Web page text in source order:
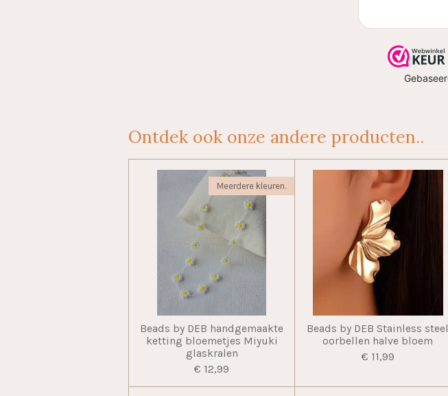
Ontdek ook onze andere producten..
Meerdere kleuren.
Beads by DEB handgemaakte
ketting bloemetjes Miyuki
glaskralen
€ 12,99
Beads by DEB Stainless steel
oorbellen halve bloem
€ 11,99